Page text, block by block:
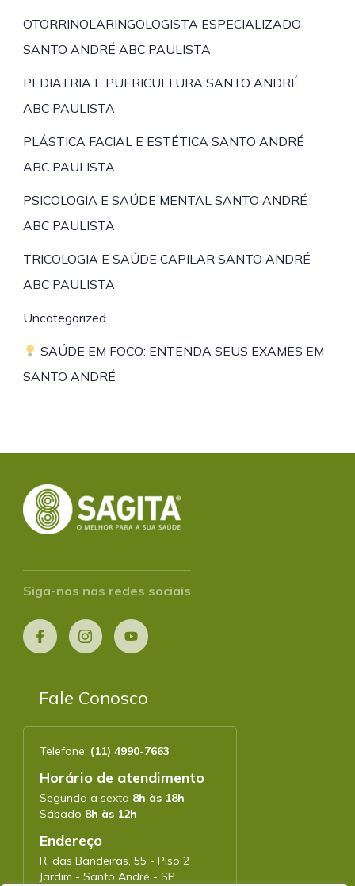
OTORRINOLARINGOLOGISTA ESPECIALIZADO
SANTO ANDRÉ ABC PAULISTA
PEDIATRIA E PUERICULTURA SANTO ANDRÉ
ABC PAULISTA
PLÁSTICA FACIAL E ESTÉTICA SANTO ANDRÉ
ABC PAULISTA
PSICOLOGIA E SAÚDE MENTAL SANTO ANDRÉ
ABC PAULISTA
TRICOLOGIA E SAÚDE CAPILAR SANTO ANDRÉ
ABC PAULISTA
Uncategorized
SAÚDE EM FOCO: ENTENDA SEUS EXAMES EM
SANTO ANDRÉ
Siga-nos nas redes sociais
Fale Conosco
Telefone: (11) 4990-7663
Horário de atendimento
Segunda a sexta 8h às 18h
Sábado 8h às 12h
Endereço
R. das Bandeiras, 55 - Piso 2
Jardim - Santo André - SP